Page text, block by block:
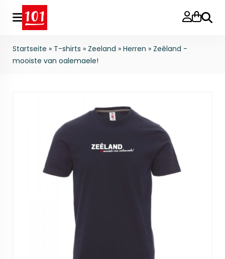
Suche
Startseite » T-shirts » Zeeland » Herren » Zeêland -
mooiste van oalemaele!